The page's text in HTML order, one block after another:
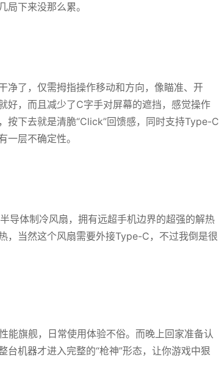
下来没那么累。
净了，仅需拇指操作移动和方向，像瞄准、开
好，而且减少了C字手对屏幕的遮挡，感觉操作
按下去就是清脆“Click”回馈感，同时支持Type-C
层不确定性。
导体制冷风扇，拥有远超手机边界的超强的解热
，当然这个风扇需要外接Type-C，不过我倒是很
能旗舰，日常使用体验不俗。而晚上回家准备认
机器才进入完整的“枪神”形态，让你游戏中狠